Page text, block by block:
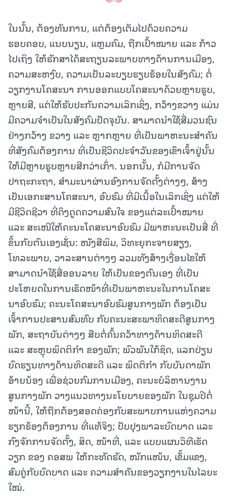
ໃນນັ້ນ, ຕ້ອງທັນການ, ແຕ່ຕ້ອງເຕັມໄປດ້ວຍຄວາມ
ຮອບຄອບ, ແນບນຽນ, ແຫຼມຄົມ, ຖືກເປົ້າໝາຍ ແລະ ກ້າວ
ໄປເຖິງ ໃຫ້ຮັກສາໄດ້ສະຖຽນລະພາບທາງດ້ານການເມືອງ,
ຄວາມສະຫງົບ, ຄວາມເປັນລະບຽບຮຽບຮ້ອຍໃນສັງຄົມ; ຕໍ່
ວຽກງານໂຄສະນາ ການອອກແບບໂຄສະນາດ້ວຍຫຼາຍຮູບ,
ຫຼາຍສີ, ແຕ່ໃຫ້ຮັບປະກັນຄວາມເລິກເຊິ່ງ, ກວ້າງຂວາງ ແມ່ນ
ມີຄວາມຈຳເປັນໃນສັງຄົມປັດຈຸບັນ. ສາມາດນຳໃຊ້ສື່ມວນຊົນ
ຢ່າງກວ້າງ ຂວາງ ແລະ ຫຼາກຫຼາຍ ທີ່ເປັນພາຫະນະສຳຄັນ
ທີ່ສັງຄົມຕ້ອງການ ທີ່ເປັນຊີວິດປະຈຳວັນຂອງເຂົາເຈົ້າຢູ່ນັ້ນ
ໃຫ້ມີຫຼາຍຮູບຫຼາຍສີກວ່າເກົ່າ. ນອກນັ້ນ, ກໍມີການຈັດ
ປາຖະກະຖາ, ສຳມະນາຜ່ານອົງການຈັດຕັ້ງຕ່າງໆ, ສ້າງ
ເປັນເອກະສານໂຄສະນາ, ອົບຮົມ ທີ່ມີເນື້ອໃນເລິກເຊິ່ງ ແຕ່ໃຫ້
ມີຊີວິດຊີວາ ທີ່ດຶງດູດຄວາມສົນໃຈ ຂອງແຕ່ລະເປົ້າໝາຍ
ແລະ ສະເໜີໃຫ້ຄະນະໂຄສະນາອົບຮົມ ມີພາຫະນະເປັນສື່ ທີ່
ຂຶ້ນກັບຕົນເອງເຊັ່ນ: ໜັງສືພິມ, ວິທະຍຸກະຈາຍສຽງ,
ໂທລະພາບ, ວາລະສານຕ່າງໆ ລວມທັງສ້າງເງື່ອນໄຂໃຫ້
ສາມາດນຳໃຊ້ສື່ອອນລາຍ ໃຫ້ເປັນຂອງຕົນເອງ ທີ່ເປັນ
ປະໂຫຍດໃນການເຮັດໜ້າທີ່ເປັນພາຫະນະໃນການໂຄສະ
ນາອົບຮົມ; ຄະນະໂຄສະນາອົບຮົມສູນກາງພັກ ຕ້ອງເປັນ
ເຈົ້າການປະສານສົມທົບ ກັບຄະນະສະພາທິດສະດີສູນກາງ
ພັກ, ສະຖາບັນຕ່າງໆ ສືບຕໍ່ຄົ້ນຄວ້າທາງດ້ານທິດສະດີ
ແລະ ສະຫຼຸບພຶດຕິກຳ ຂອງພັກ; ພົວພັນໃກ້ຊິດ, ແລກປ່ຽນ
ບົດຮຽນທາງດ້ານທິດສະດີ ແລະ ພຶດຕິກຳ ກັບບັນດາພັກ
ອ້າຍນ້ອງ ເພື່ອຊ່ວຍກົມການເມືອງ, ຄະນະບໍລິຫານງານ
ສູນກາງພັກ ວາງແນວທາງນະໂຍບາຍຂອງພັກ ໃນຊຸມປີຕໍ່
ໜ້ານີ້, ໃຫ້ຖືກຕ້ອງສອດຄ່ອງກັບສະພາບການແຫ່ງຄວາມ
ຮຽກຮ້ອງຕ້ອງການ ທີ່ແທ້ຈິງ; ປັບປຸງພາລະບົດບາດ ແລະ
ກົງຈັກການຈັດຕັ້ງ, ສິດ, ໜ້າທີ່, ແລະ ແບບແຜນວິທີເຮັດ
ວຽກ ຂອງ ຄອສພ ໃຫ້ກະທັດຮັດ, ໜັກແໜ້ນ, ເຂັ້ມແຂງ,
ສົມຄູ່ກັບບົດບາດ ແລະ ຄວາມສໍາຄັນຂອງວຽກງານໃນໄລຍະ
ໃໝ່.